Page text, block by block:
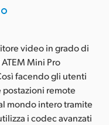
video in grado di
Mini Pro
facendo gli utenti
remote
mondo intero tramite
i codec avanzati